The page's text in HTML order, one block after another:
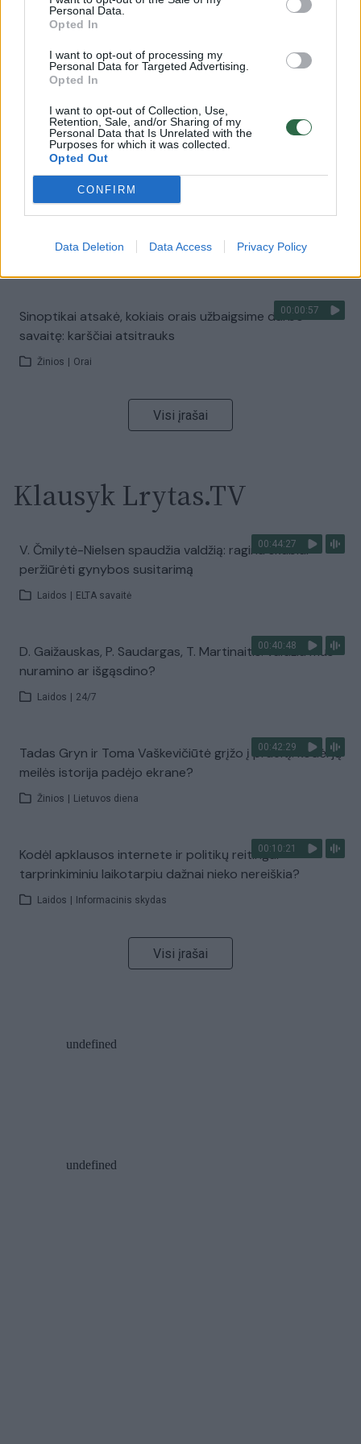
Personal Data.
Opted In
I want to opt-out of processing my
Personal Data for Targeted Advertising.
Opted In
I want to opt-out of Collection, Use,
Retention, Sale, and/or Sharing of my
Personal Data that Is Unrelated with the
Purposes for which it was collected.
Opted Out
CONFIRM
Data Deletion Data Access Privacy Policy
00:00:30
Vaizdai iš tragiškos avarijos Vilniaus r.: dviejų moterų ir
vaiko gyvybių išgelbėti nepavyko
Žinios | Lietuvos diena
Savaitės vidurys nusimato karštas: temperatūra kils iki
32 laipsnių šilumos
Žinios | Orai
V. Zalužno pasisakymą laiko bandymu įsitvirtinti
00:00:57
Sinoptikai atsakė, kokiais orais užbaigsime darbo
savaitę: karščiai atsitrauks
Žinios Orai
Visi įrašai
Klausyk Lrytas.TV
00:44:27
V. Čmilytė-Nielsen spaudžia valdžią: ragina skubiai
peržiūrėti gynybos susitarimą
Laidos ELTA savaitė
00:40:48
D. Gaižauskas, P. Saudargas, T. Martinaitis: valdžia mus
nuramino ar išgąsdino?
Laidos 24/7
00:42:29
Tadas Gryn ir Toma Vaškevičiūtė grįžo į praeitį: kodėl jų
meilės istorija padėjo ekrane?
Žinios Lietuvos diena
00:10:21
Kodėl apklausos internete ir politikų reitingai
tarprinkiminiu laikotarpiu dažnai nieko nereiškia?
Laidos Informacinis skydas
Visi įrašai